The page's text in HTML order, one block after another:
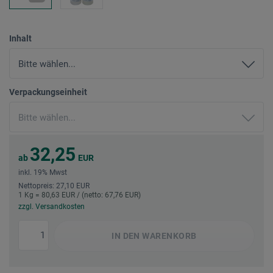
Inhalt
Verpackungseinheit
ab 32,25 EUR
inkl. 19% Mwst
Nettopreis: 27,10 EUR
1 Kg = 80,63 EUR / (netto: 67,76 EUR)
zzgl. Versandkosten
IN DEN WARENKORB